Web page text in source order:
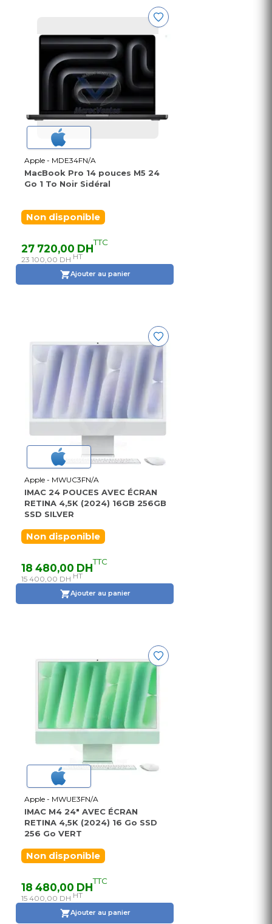
Apple - MDE34FN/A
MacBook Pro 14 pouces M5 24
Go 1 To Noir Sidéral
Non disponible
27 720,00 DHTTC
23 100,00 DH HT
Ajouter au panier
Apple - MWUC3FN/A
IMAC 24 POUCES AVEC ÉCRAN
RETINA 4,5K (2024) 16GB 256GB
SSD SILVER
Non disponible
18 480,00 DHTTC
15 400,00 DH HT
Ajouter au panier
Apple - MWUE3FN/A
IMAC M4 24" AVEC ÉCRAN
RETINA 4,5K (2024) 16 Go SSD
256 Go VERT
Non disponible
18 480,00 DHTTC
15 400,00 DH HT
Ajouter au panier